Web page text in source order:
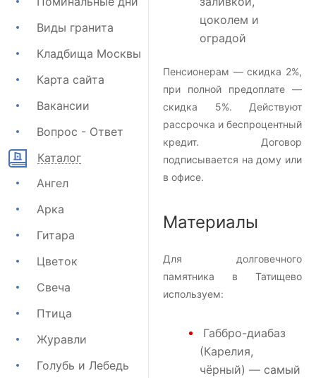
Виды гранита
Кладбища Москвы
Карта сайта
Вакансии
Вопрос - Ответ
Каталог
Ангел
Арка
Гитара
Цветок
Свеча
Птица
Журавли
Голубь и Лебедь
цоколем и
оградой
Пенсионерам — скидка 2%,
при полной предоплате —
скидка 5%. Действуют
рассрочка и беспроцентный
кредит. Договор
подписывается на дому или
в офисе.
Материалы
Для долговечного
памятника в Татищево
используем:
Габбро-диабаз
(Карелия,
чёрный) — самый